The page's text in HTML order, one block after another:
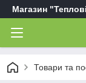
Магазин
Товари та